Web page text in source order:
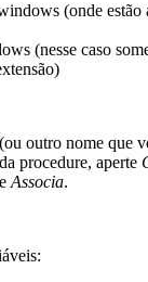
(onde estão
(nesse caso
outro nome que
procedure, aperte
Associa.